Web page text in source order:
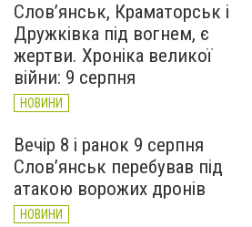
Слов’янськ, Краматорськ і
Дружківка під вогнем, є
жертви. Хроніка великої
війни: 9 серпня
НОВИНИ
Вечір 8 і ранок 9 серпня
Слов’янськ перебував під
атакою ворожих дронів
НОВИНИ